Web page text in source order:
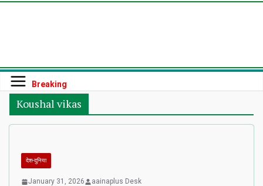
Breaking
Koushal vikas
देश-दुनिया
January 31, 2026 aainaplus Desk